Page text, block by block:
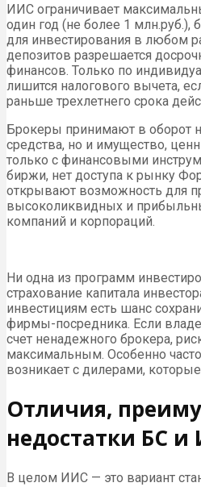
ИИС ограничивает
один год (не более 1 млн.руб.),
для инвестирования в любом
депозитов разрешается
финансов. Только по
лишится налогового вычета,
раньше трехлетнего срока
Брокеры принимают в оборот
средства, но и имущество,
только с финансовыми
биржи, нет доступа к рынку
открывают возможность для
высоколиквидных и
компаний и корпораций.
Ни одна из программ
страхование капитала
инвестициям есть шанс
фирмы-посредника. Если
счет ненадежного брокера,
максимальным. Особенно часто
возникает с дилерами,
Отличия,
недостатки БС и
В целом ИИС — это вариант